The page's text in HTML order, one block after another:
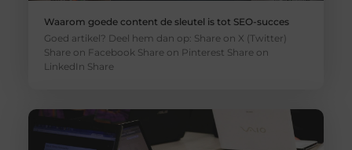
Waarom goede content de sleutel is tot SEO-succes
Goed artikel? Deel hem dan op: Share on X (Twitter)
Share on Facebook Share on Pinterest Share on
LinkedIn Share